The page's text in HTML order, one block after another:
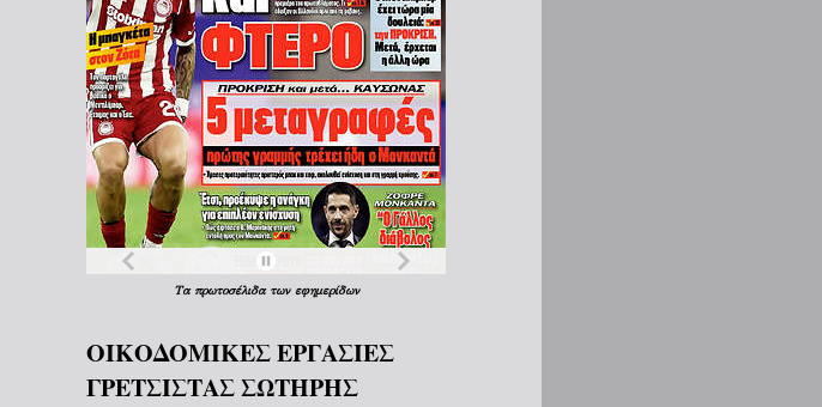
Τα πρωτοσέλιδα των εφημερίδων
ΟΙΚΟΔΟΜΙΚΕΣ ΕΡΓΑΣΙΕΣ
ΓΡΕΤΣΙΣΤΑΣ ΣΩΤΗΡΗΣ